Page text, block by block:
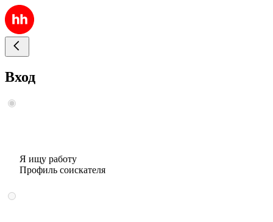
Вход
Я ищу работу
Профиль соискателя